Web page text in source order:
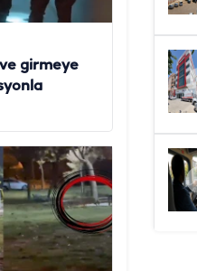
girmeye